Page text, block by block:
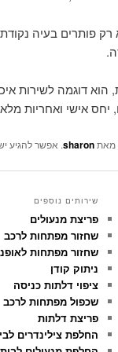
רק פותרים בעיה
הוא דוגמה לשירות
יחס אישי ואחריות
מאתsharon. אפשר להגיע
שירותים נוספים
פריצת מנעולים
שחזור מפתחות לרכב
שחזור מפתחות
ניתוק קודן
ציפוי דלתות כניסה
שכפול מפתחות לרכב
פריצת דלתות
החלפת צילינדרים